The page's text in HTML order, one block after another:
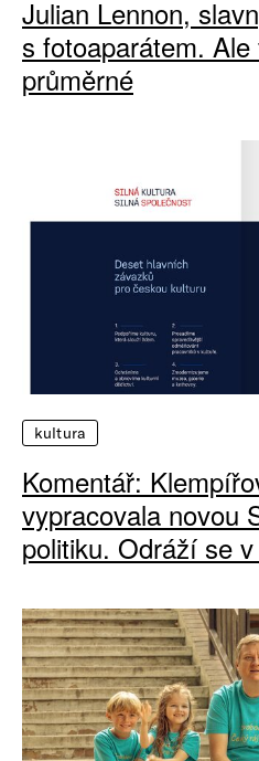
Julian Lennon,
s fotoaparátem.
průměrné
kultura
Komentář:
vypracovala novou
politiku. Odráží se